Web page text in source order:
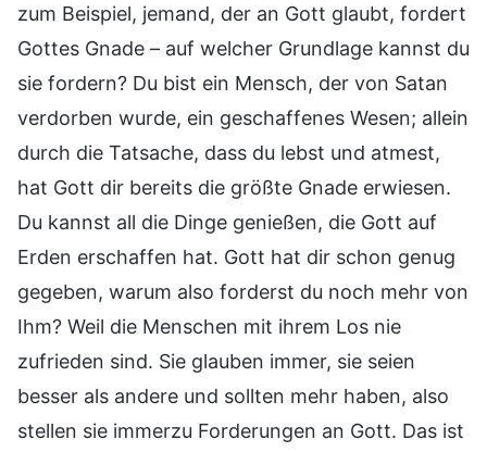
zum Beispiel, jemand, der an Gott glaubt, fordert
Gottes Gnade – auf welcher Grundlage kannst du
sie fordern? Du bist ein Mensch, der von Satan
verdorben wurde, ein geschaffenes Wesen; allein
durch die Tatsache, dass du lebst und atmest,
hat Gott dir bereits die größte Gnade erwiesen.
Du kannst all die Dinge genießen, die Gott auf
Erden erschaffen hat. Gott hat dir schon genug
gegeben, warum also forderst du noch mehr von
Ihm? Weil die Menschen mit ihrem Los nie
zufrieden sind. Sie glauben immer, sie seien
besser als andere und sollten mehr haben, also
stellen sie immerzu Forderungen an Gott. Das ist